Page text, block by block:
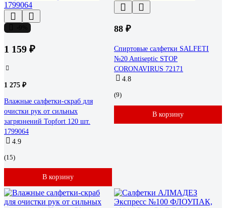
1 159 ₽
1 275 ₽
Влажные салфетки-скраб для
очистки рук от сильных
загрязнений Topfort 120 шт.
1799064
4.9
(15)
В корзину
88 ₽
Спиртовые салфетки SALFETI
№20 Antiseptic STOP
CORONAVIRUS 72171
4.8
(9)
В корзину